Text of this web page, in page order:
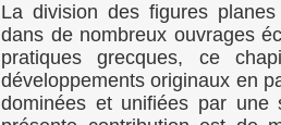
La division des figures
dans de nombreux ouvrages
pratiques grecques, ce
développements originaux en
dominées et unifiées par une